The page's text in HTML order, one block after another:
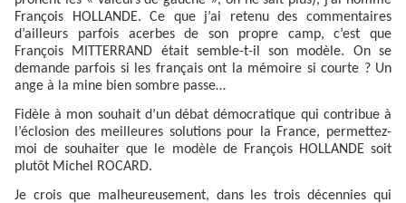
François HOLLANDE. Ce que j’ai retenu des commentaires
d’ailleurs parfois acerbes de son propre camp, c’est que
François MITTERRAND était semble-t-il son modèle. On se
demande parfois si les français ont la mémoire si courte ? Un
ange à la mine bien sombre passe…
Fidèle à mon souhait d’un débat démocratique qui contribue à
l’éclosion des meilleures solutions pour la France, permettez-
moi de souhaiter que le modèle de François HOLLANDE soit
plutôt Michel ROCARD.
Je crois que malheureusement, dans les trois décennies qui